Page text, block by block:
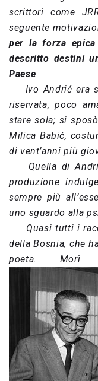
scrittori come
seguente
per la forza
descritto destini
Paese
Ivo Andrić era
riservata, poco
stare sola; si
Milica Babić,
di vent’anni più
Quella di
produzione
sempre più
uno sguardo alla
Quasi tutti i
della Bosnia, che
poeta. Morì